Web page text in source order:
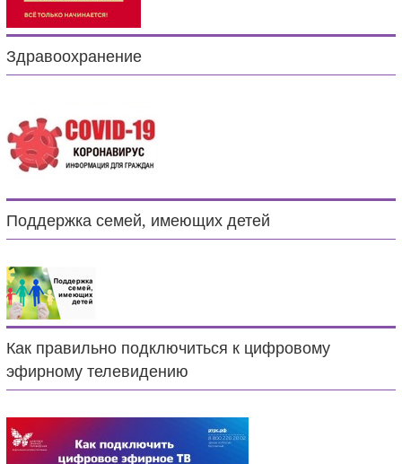
Здравоохранение
Поддержка семей, имеющих детей
Как правильно подключиться к цифровому
эфирному телевидению